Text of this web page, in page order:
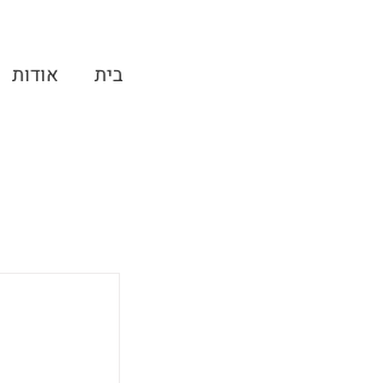
בית אודות